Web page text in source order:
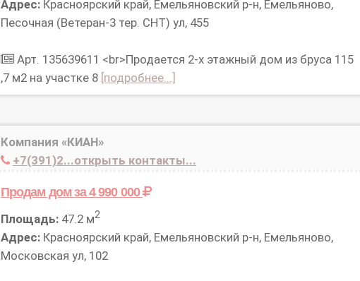
Адрес:Красноярский край, Емельяновский р-н, Емельяново,
Песочная (Ветеран-3 тер. СНТ) ул, 455
Арт. 135639611 <br>Продается 2-х этажный дом из бруса 115
,7 м2 на участке 8 [подробнее...]
Компания «КИАН»
+7(391)2...открыть контакты...
Продам домза 4 990 000
Площадь:47.2 м2
Адрес:Красноярский край, Емельяновский р-н, Емельяново,
Московская ул, 102